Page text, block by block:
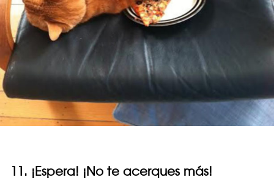
11. ¡Espera! ¡No te acerques más!